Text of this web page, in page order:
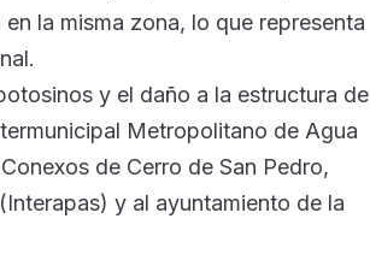
la misma zona, lo que representa
y el daño a la estructura de
Metropolitano de Agua
de Cerro de San Pedro,
y al ayuntamiento de la